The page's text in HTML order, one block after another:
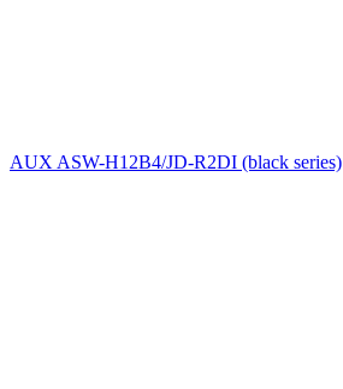
AUX ASW-H12B4/JD-R2DI (black series)